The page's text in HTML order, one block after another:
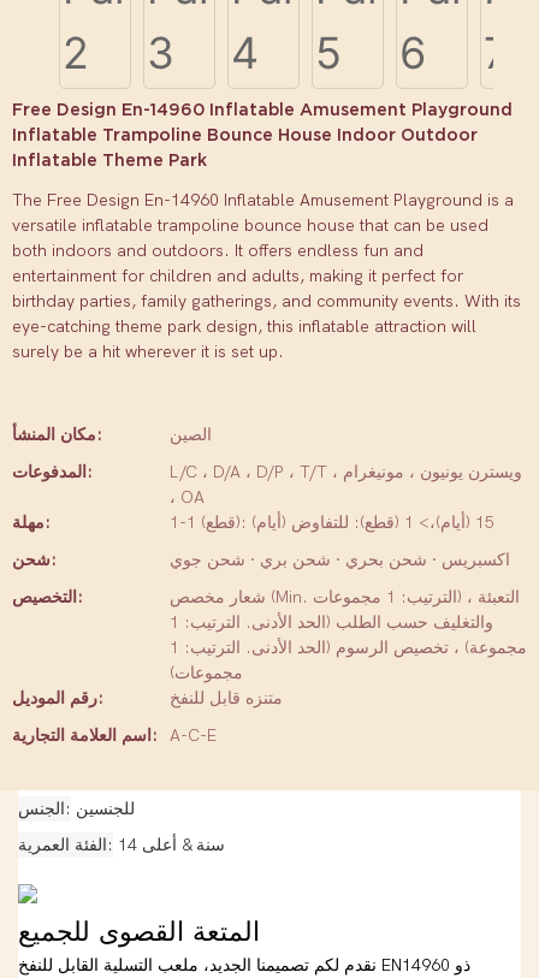
Free Design En-14960 Inflatable Amusement Playground
Inflatable Trampoline Bounce House Indoor Outdoor
Inflatable Theme Park
The Free Design En-14960 Inflatable Amusement Playground is a
versatile inflatable trampoline bounce house that can be used
both indoors and outdoors. It offers endless fun and
entertainment for children and adults, making it perfect for
birthday parties, family gatherings, and community events. With its
eye-catching theme park design, this inflatable attraction will
surely be a hit wherever it is set up.
مكان المنشأ:
الصين
المدفوعات:
L/C ، D/A ، D/P ، T/T ، ويسترن يونيون ، مونيغرام
، OA
مهلة:
1-1 (قطع): 15 (أيام)،> 1 (قطع): للتفاوض (أيام)
شحن:
اكسبريس · شحن بحري · شحن بري · شحن جوي
التخصيص:
شعار مخصص (Min. الترتيب: 1 مجموعات) ، التعبئة
والتغليف حسب الطلب (الحد الأدنى. الترتيب: 1
مجموعة) ، تخصيص الرسوم (الحد الأدنى. الترتيب: 1
مجموعات)
رقم الموديل:
متنزه قابل للنفخ
اسم العلامة التجارية:
A-C-E
الجنس
للجنسين
الفئة العمرية
14 سنة & أعلى
نقدم لكم تصميمنا الجديد، ملعب التسلية القابل للنفخ EN14960 ذو